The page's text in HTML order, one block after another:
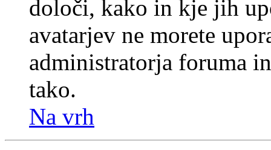
določi, kako in kje jih
avatarjev ne morete
administratorja foruma
tako.
Na vrh